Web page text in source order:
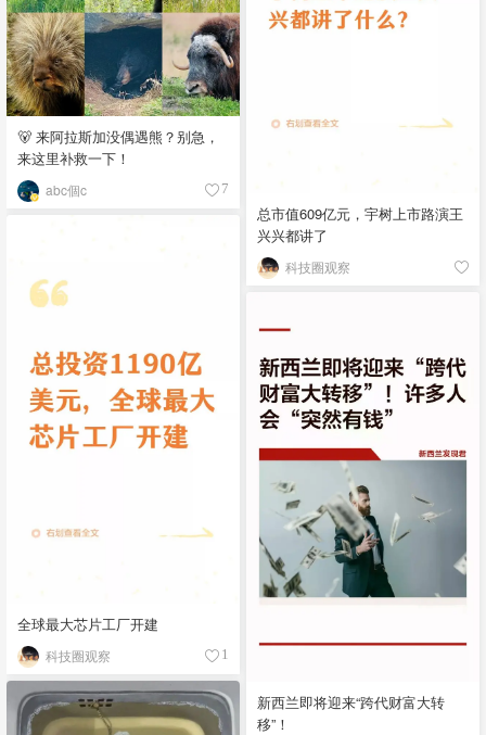
🐻 来阿拉斯加没偶遇熊？别急，
来这里补救一下！
abc個c 7
总市值609亿元，宇树上市路演王
兴兴都讲了
科技圈观察
全球最大芯片工厂开建
科技圈观察 1
新西兰即将迎来“跨代财富大转
移”！